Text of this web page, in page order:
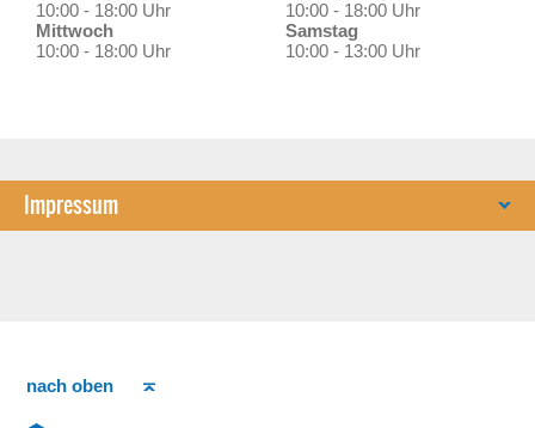
10:00 - 18:00 Uhr
Mittwoch
10:00 - 18:00 Uhr
10:00 - 18:00 Uhr
Samstag
10:00 - 13:00 Uhr
Impressum
nach oben